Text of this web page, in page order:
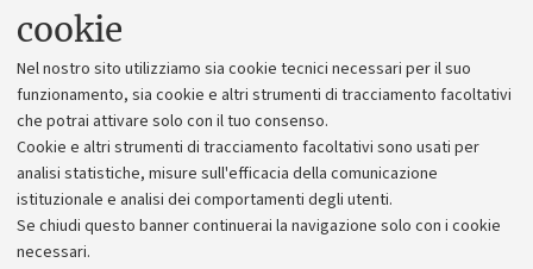
cookie
Nel nostro sito utilizziamo sia cookie tecnici necessari per il suo
funzionamento, sia cookie e altri strumenti di tracciamento facoltativi
che potrai attivare solo con il tuo consenso.
Cookie e altri strumenti di tracciamento facoltativi sono usati per
analisi statistiche, misure sull'efficacia della comunicazione
istituzionale e analisi dei comportamenti degli utenti.
Se chiudi questo banner continuerai la navigazione solo con i cookie
necessari.
Alumni community
Piano strategico
Bilanci
Donazioni e 5x1000